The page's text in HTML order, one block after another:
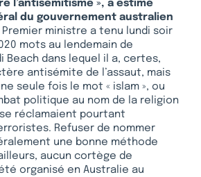
l’antisémitisme », a estimé
du gouvernement australien
Premier ministre a tenu lundi soir
mots au lendemain de
Beach dans lequel il a, certes,
antisémite de l’assaut, mais
seule fois le mot « islam », ou
politique au nom de la religion
réclamaient pourtant
Refuser de nommer
une bonne méthode
aucun cortège de
organisé en Australie au